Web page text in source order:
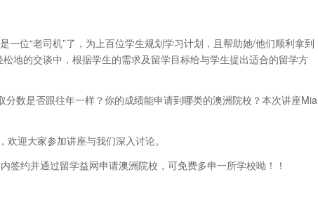
位“老司机”了，为上百位学生规划学习计划，且帮助她/他们顺利拿到
地的交谈中，根据学生的需求及留学目标给与学生提出适合的留学方
数是否跟往年一样？你的成绩能申请到哪类的澳洲院校？本次讲座Mia
迎大家参加讲座与我们深入讨论。
签约并通过留学益网申请澳洲院校，可免费多申一所学校呦！！